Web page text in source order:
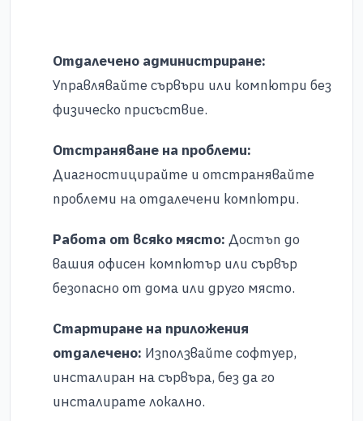
Отдалечено администриране:
Управлявайте сървъри или компютри без
физическо присъствие.
Отстраняване на проблеми:
Диагностицирайте и отстранявайте
проблеми на отдалечени компютри.
Работа от всяко място: Достъп до
вашия офисен компютър или сървър
безопасно от дома или друго място.
Стартиране на приложения
отдалечено: Използвайте софтуер,
инсталиран на сървъра, без да го
инсталирате локално.